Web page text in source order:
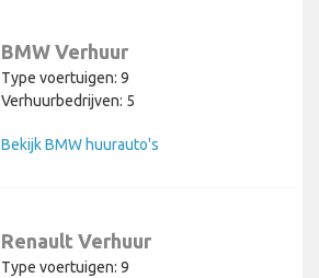
BMW Verhuur
Type voertuigen: 9
Verhuurbedrijven: 5
Bekijk BMW huurauto's
Renault Verhuur
Type voertuigen: 9